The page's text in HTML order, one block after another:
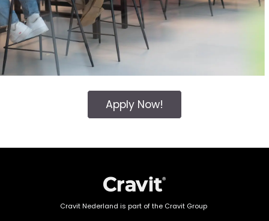
Apply Now!
Cravit Nederland is part of the Cravit Group